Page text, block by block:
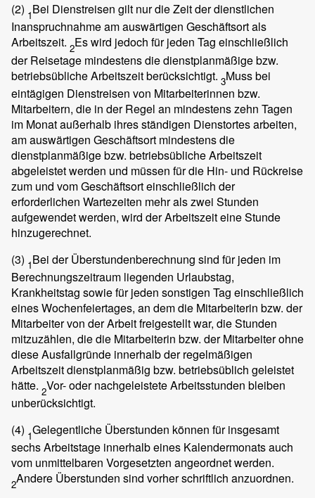
(2) 1Bei Dienstreisen gilt nur die Zeit der dienstlichen
Inanspruchnahme am auswärtigen Geschäftsort als
Arbeitszeit. 2Es wird jedoch für jeden Tag einschließlich
der Reisetage mindestens die dienstplanmäßige bzw.
betriebsübliche Arbeitszeit berücksichtigt. 3Muss bei
eintägigen Dienstreisen von Mitarbeiterinnen bzw.
Mitarbeitern, die in der Regel an mindestens zehn Tagen
im Monat außerhalb ihres ständigen Dienstortes arbeiten,
am auswärtigen Geschäftsort mindestens die
dienstplanmäßige bzw. betriebsübliche Arbeitszeit
abgeleistet werden und müssen für die Hin- und Rückreise
zum und vom Geschäftsort einschließlich der
erforderlichen Wartezeiten mehr als zwei Stunden
aufgewendet werden, wird der Arbeitszeit eine Stunde
hinzugerechnet.
(3) 1Bei der Überstundenberechnung sind für jeden im
Berechnungszeitraum liegenden Urlaubstag,
Krankheitstag sowie für jeden sonstigen Tag einschließlich
eines Wochenfeiertages, an dem die Mitarbeiterin bzw. der
Mitarbeiter von der Arbeit freigestellt war, die Stunden
mitzuzählen, die die Mitarbeiterin bzw. der Mitarbeiter ohne
diese Ausfallgründe innerhalb der regelmäßigen
Arbeitszeit dienstplanmäßig bzw. betriebsüblich geleistet
hätte. 2Vor- oder nachgeleistete Arbeitsstunden bleiben
unberücksichtigt.
(4) 1Gelegentliche Überstunden können für insgesamt
sechs Arbeitstage innerhalb eines Kalendermonats auch
vom unmittelbaren Vorgesetzten angeordnet werden.
2Andere Überstunden sind vorher schriftlich anzuordnen.